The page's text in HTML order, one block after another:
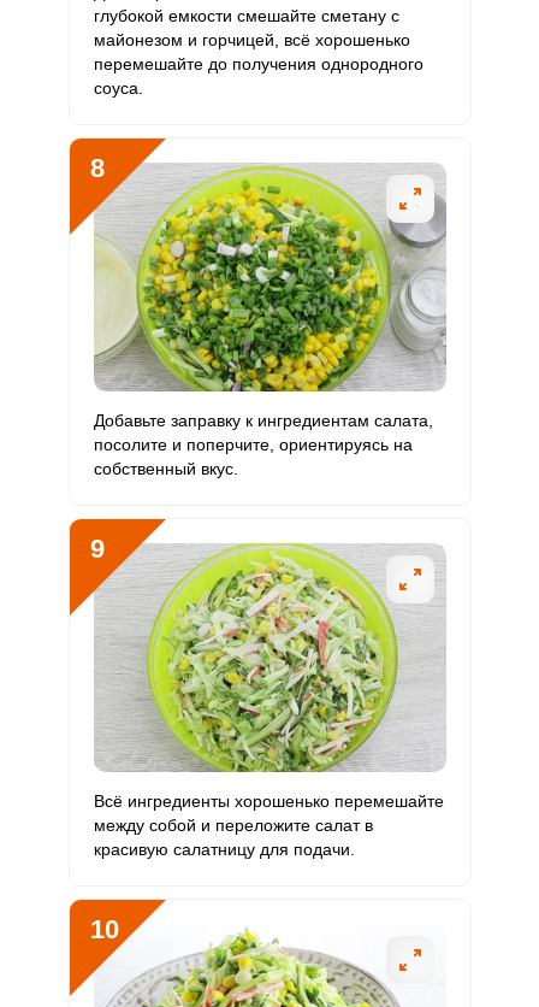
глубокой емкости смешайте сметану с
майонезом и горчицей, всё хорошенько
перемешайте до получения однородного
соуса.
8
Добавьте заправку к ингредиентам салата,
посолите и поперчите, ориентируясь на
собственный вкус.
9
Всё ингредиенты хорошенько перемешайте
между собой и переложите салат в
красивую салатницу для подачи.
10